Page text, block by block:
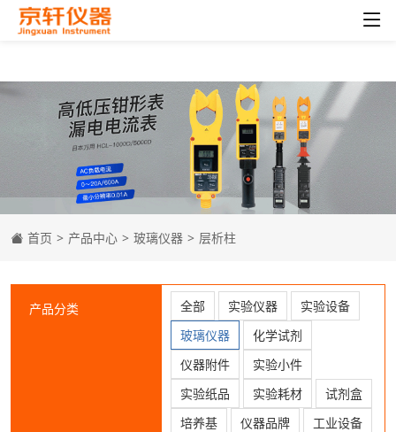
首页 > 产品中心 > 玻璃仪器 > 层析柱
产品分类 全部 实验仪器
实验设备
玻璃仪器
化学试剂
仪器附件
实验小件
实验纸品
实验耗材
试剂盒
培养基
仪器品牌 工业设备